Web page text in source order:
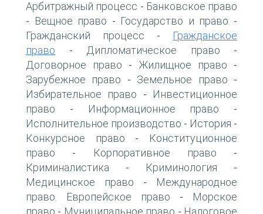
Арбитражный процесс - Банковское право
- Вещное право - Государство и право -
Гражданский процесс -
Гражданское
право - Дипломатическое право -
Договорное право - Жилищное право -
Зарубежное право - Земельное право -
Избирательное право -
Инвестиционное
право - Информационное право -
Исполнительное производство - История -
Конкурсное право -
Конституционное
право - Корпоративное право -
Криминалистика - Криминология -
Медицинское право -
Международное
право. Европейское право -
Морское
право
Муниципальное право
Налоговое